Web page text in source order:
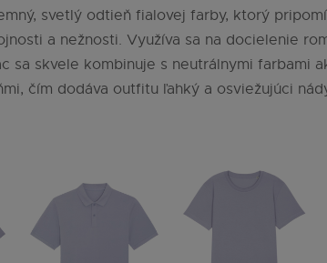
svetlý odtieň fialovej farby, ktorý
a nežnosti. Využíva sa na docielenie
sa skvele kombinuje s neutrálnymi farbami
čím dodáva outfitu ľahký a osviežujúci